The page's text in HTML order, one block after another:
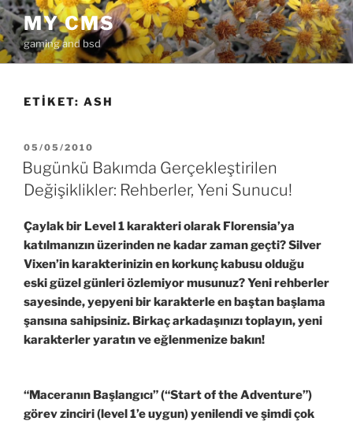
İçeriğe
geç MY CMS
gaming and bsd
ETIKET: ASH
YAYIM
TARIHI
05/05/2010
Bugünkü Bakımda Gerçekleştirilen
Değişiklikler: Rehberler, Yeni Sunucu!
Çaylak bir Level 1 karakteri olarak Florensia’ya
katılmanızın üzerinden ne kadar zaman geçti? Silver
Vixen’in karakterinizin en korkunç kabusu olduğu
eski güzel günleri özlemiyor musunuz? Yeni rehberler
sayesinde, yepyeni bir karakterle en baştan başlama
şansına sahipsiniz. Birkaç arkadaşınızı toplayın, yeni
karakterler yaratın ve eğlenmenize bakın!
“Maceranın Başlangıcı” (“Start of the Adventure”)
görev zinciri (level 1’e uygun) yenilendi ve şimdi çok